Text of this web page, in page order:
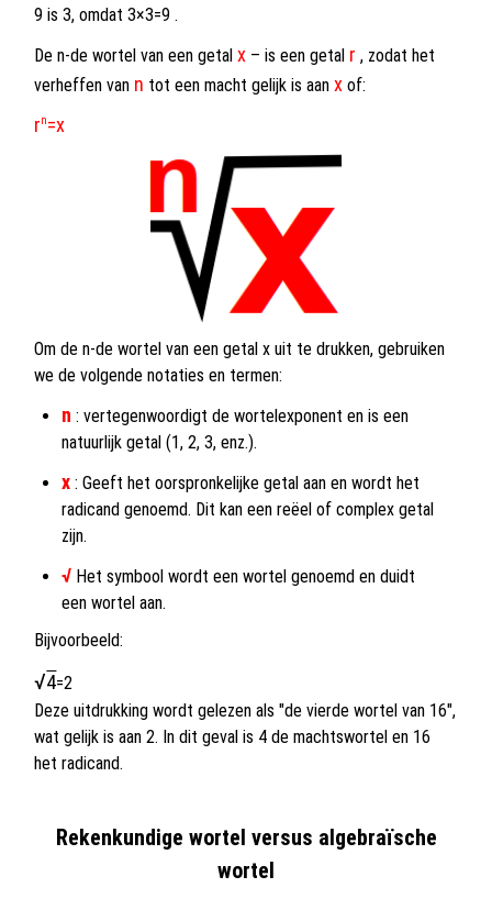
9 is 3, omdat 3×3=9 .
De n-de wortel van een getalx – is een getal r , zodat het
verheffen van n tot een macht gelijk is aanx of:
rn=x
Om de n-de wortel van een getal x uit te drukken, gebruiken
we de volgende notaties en termen:
n : vertegenwoordigt de wortelexponent en is een
natuurlijk getal (1, 2, 3, enz.).
x : Geeft het oorspronkelijke getal aan en wordt het
radicand genoemd. Dit kan een reëel of complex getal
zijn.
√ Het symbool wordt een wortel genoemd en duidt
een wortel aan.
Bijvoorbeeld:
√4=2
Deze uitdrukking wordt gelezen als "de vierde wortel van 16",
wat gelijk is aan 2. In dit geval is 4 de machtswortel en 16
het radicand.
Rekenkundige wortel versus algebraïsche
wortel